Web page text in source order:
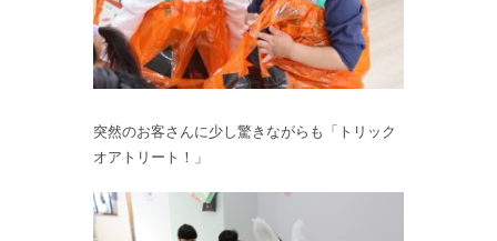
突然のお客さんに少し驚きながらも「トリック
オアトリート！」